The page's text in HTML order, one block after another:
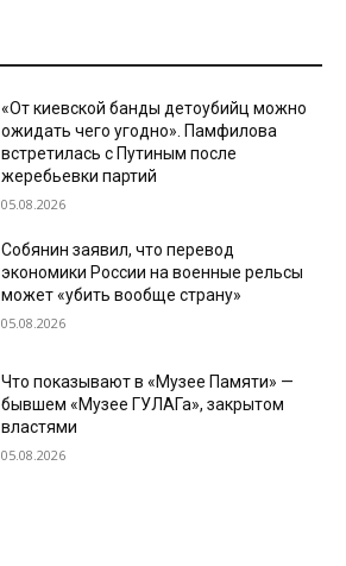
«От киевской банды детоубийц можно
ожидать чего угодно». Памфилова
встретилась с Путиным после
жеребьевки партий
05.08.2026
Собянин заявил, что перевод
экономики России на военные рельсы
может «убить вообще страну»
05.08.2026
Что показывают в «Музее Памяти» —
бывшем «Музее ГУЛАГа», закрытом
властями
05.08.2026